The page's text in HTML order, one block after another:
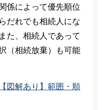
係によって優先順位
だれでも相続人にな
た、相続人であって
（相続放棄）も可能
図解あり】範囲・順